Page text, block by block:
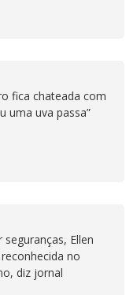
fica chateada com
uma uva passa”
seguranças, Ellen
no
diz jornal